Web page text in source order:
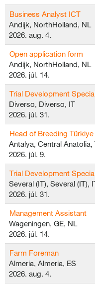
Business Analyst ICT
Andijk, NorthHolland, NL
2026. aug. 4.
Open application form
Andijk, NorthHolland, NL
2026. júl. 14.
Trial Development
Diverso, Diverso, IT
2026. júl. 31.
Head of Breeding Türkiye
Antalya, Central Anatolia,
2026. júl. 9.
Trial Development
Several (IT), Several (IT),
2026. júl. 31.
Management Assistant
Wageningen, GE, NL
2026. júl. 14.
Farm Foreman
Almeria, Almeria, ES
2026. aug. 4.